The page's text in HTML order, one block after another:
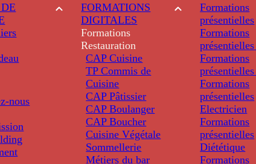
nous
FORMATIONS
DIGITALES
Formations
Restauration
CAP Cuisine
TP Commis de
Cuisine
CAP Pâtissier
CAP Boulanger
CAP Boucher
Cuisine Végétale
Sommellerie
Métiers du bar
Formations
présentielles
Formations
présentielles
Formations
présentielles
Formations
présentielles
Electricien
Formations
présentielles
Diététique
Formations